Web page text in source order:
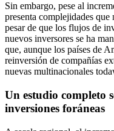
Sin embargo, pese al
presenta complejidades
pesar de que los flujos de
nuevos inversores se ha
que, aunque los países de
reinversión de compañías
nuevas multinacionales
Un estudio completo
inversiones foráneas